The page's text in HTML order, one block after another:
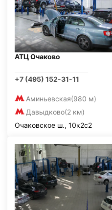
АТЦ Очаково
+7 (495) 152-31-11
Аминьевская(980 м)
Давыдково(2 км)
Очаковское ш., 10к2с2